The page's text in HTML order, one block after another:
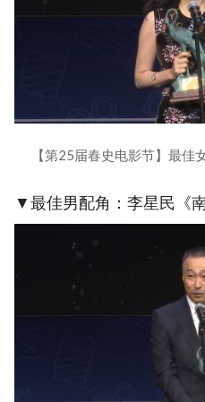
【第25届春史电影节】最佳
▼最佳男配角：李星民《